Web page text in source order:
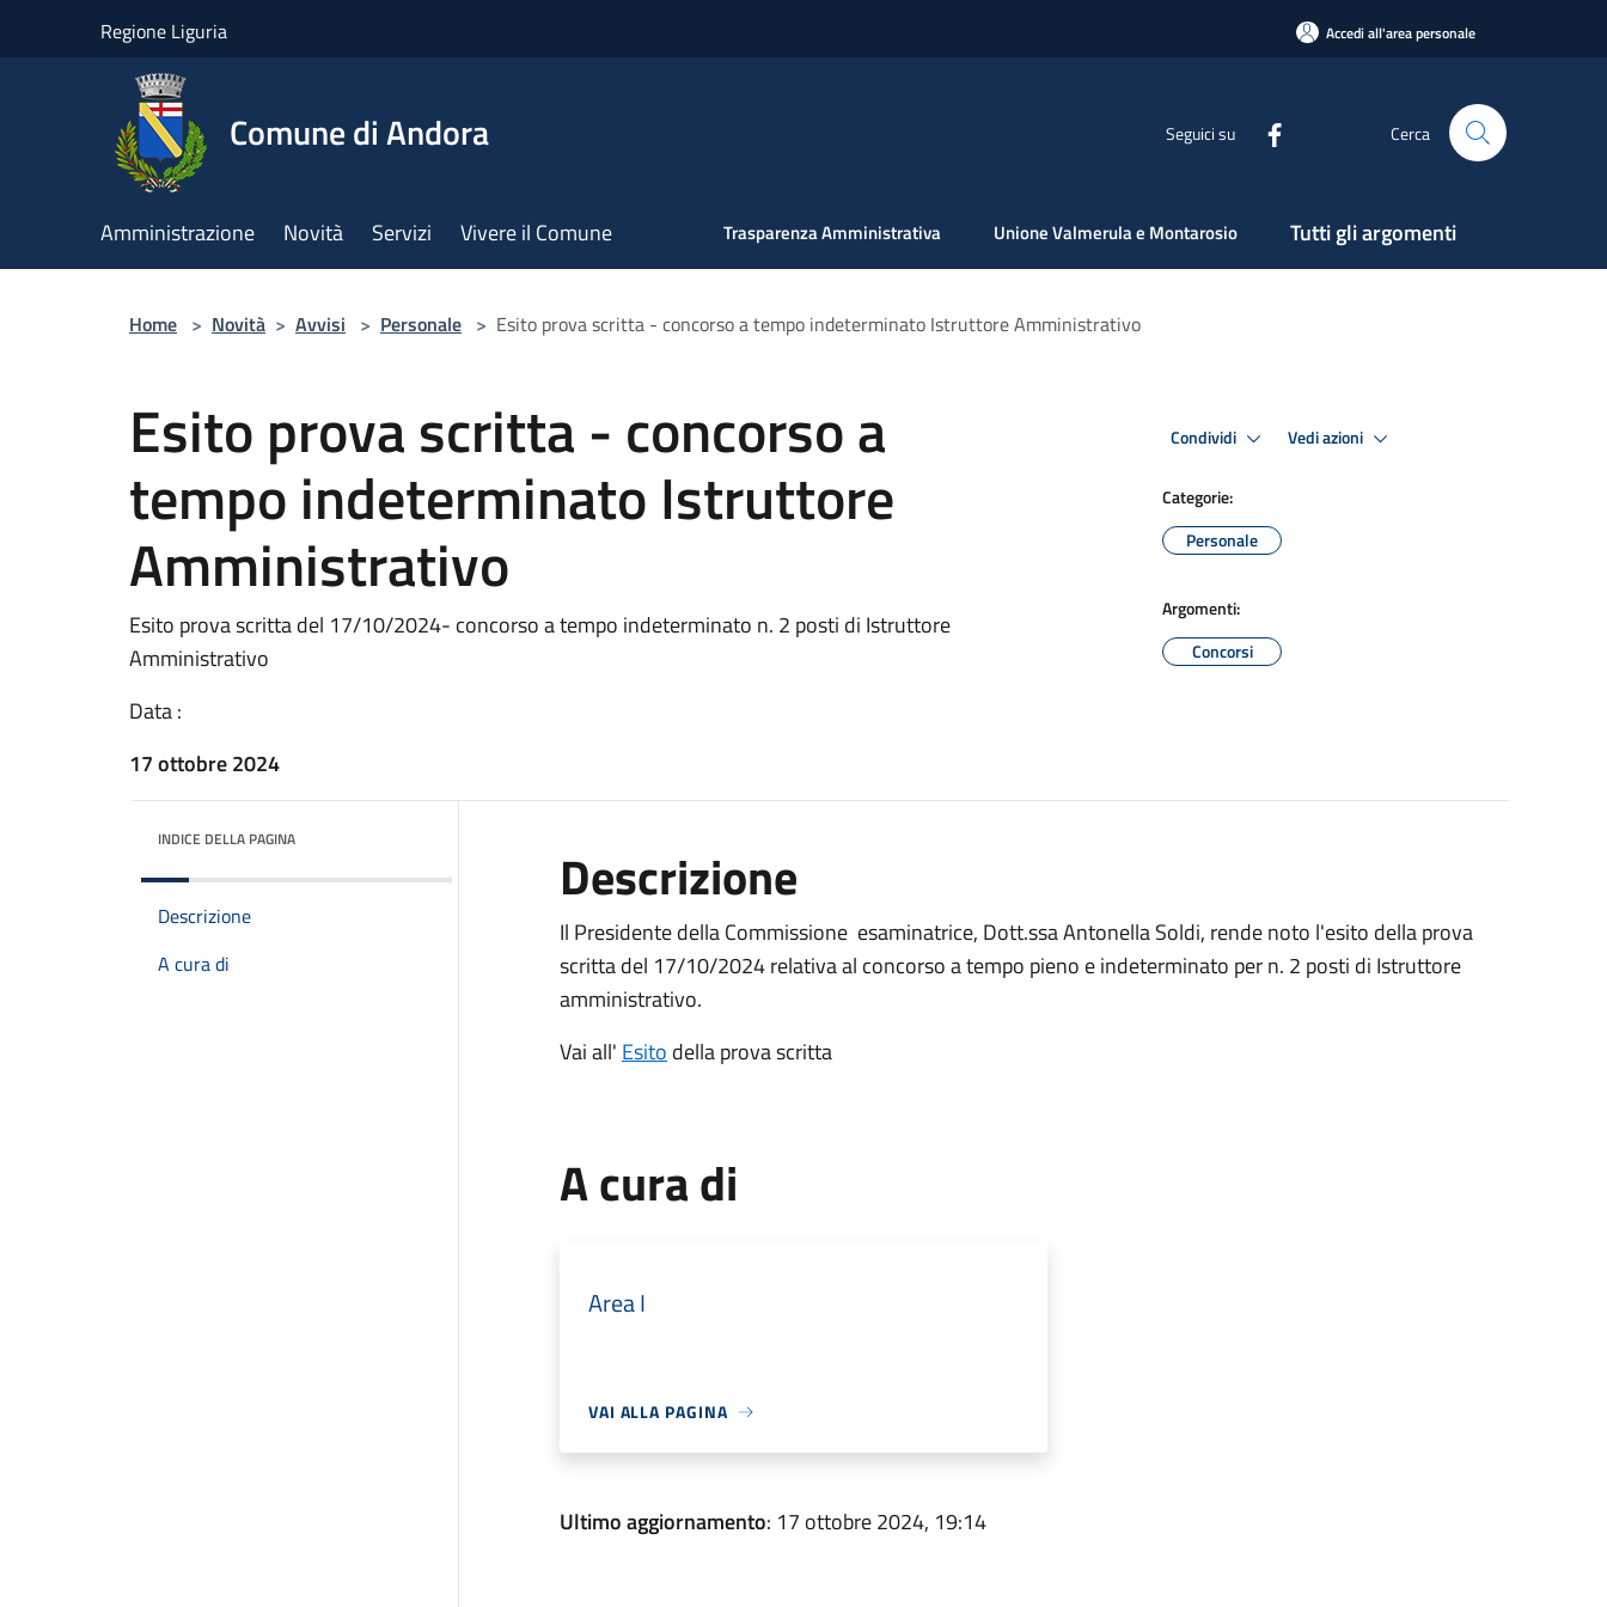
Regione Liguria Accedi all'area personale
Comune di Andora Seguici su Cerca
Amministrazione Novità Servizi Vivere il Comune Trasparenza Amministrativa Unione Valmerula e Montarosio Tutti gli argomenti
Home > Novità > Avvisi > Personale > Esito prova scritta - concorso a tempo indeterminato Istruttore Amministrativo
Esito prova scritta - concorso a
tempo indeterminato Istruttore
Amministrativo
Esito prova scritta del 17/10/2024- concorso a tempo indeterminato n. 2 posti di Istruttore
Amministrativo
Data :
17 ottobre 2024
Condividi Vedi azioni
Categorie:
Personale
Argomenti:
Concorsi
INDICE DELLA PAGINA
Descrizione
A cura di
Descrizione
Il Presidente della Commissione esaminatrice, Dott.ssa Antonella Soldi, rende noto l'esito della prova
scritta del 17/10/2024 relativa al concorso a tempo pieno e indeterminato per n. 2 posti di Istruttore
amministrativo.
Vai all' Esito della prova scritta
A cura di
Area I
VAI ALLA PAGINA
Ultimo aggiornamento: 17 ottobre 2024, 19:14